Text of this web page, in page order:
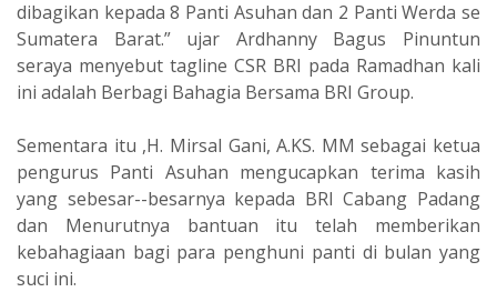
dibagikan kepada 8 Panti Asuhan dan 2 Panti Werda se
Sumatera Barat.” ujar Ardhanny Bagus Pinuntun
seraya menyebut tagline CSR BRI pada Ramadhan kali
ini adalah Berbagi Bahagia Bersama BRI Group.
Sementara itu ,H. Mirsal Gani, A.KS. MM sebagai ketua
pengurus Panti Asuhan mengucapkan terima kasih
yang sebesar--besarnya kepada BRI Cabang Padang
dan Menurutnya bantuan itu telah memberikan
kebahagiaan bagi para penghuni panti di bulan yang
suci ini.